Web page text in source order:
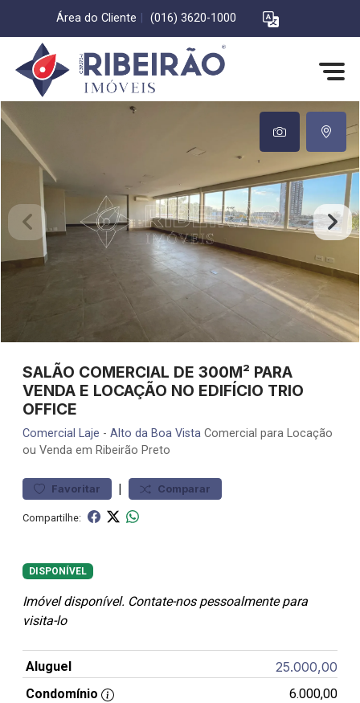
Área do Cliente (016) 3620-1000
SALÃO COMERCIAL DE 300M² PARA
VENDA E LOCAÇÃO NO EDIFÍCIO TRIO
OFFICE
Comercial Laje - Alto da Boa Vista Comercial para Locação
ou Venda em Ribeirão Preto
Favoritar | Comparar
Compartilhe:
DISPONÍVEL
Imóvel disponível. Contate-nos pessoalmente para
visita-lo
Aluguel 25.000,00
Condomínio
6.000,00